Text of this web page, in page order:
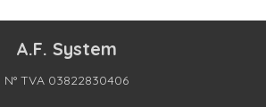
A.F. System
N° TVA 03822830406